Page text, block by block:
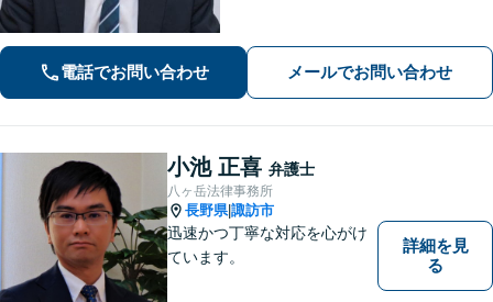
電話でお問い合わせ メールでお問い合わせ
小池 正喜 弁護士
八ヶ岳法律事務所
長野県|諏訪市
迅速かつ丁寧な対応を心がけ
ています。
詳細を見
る